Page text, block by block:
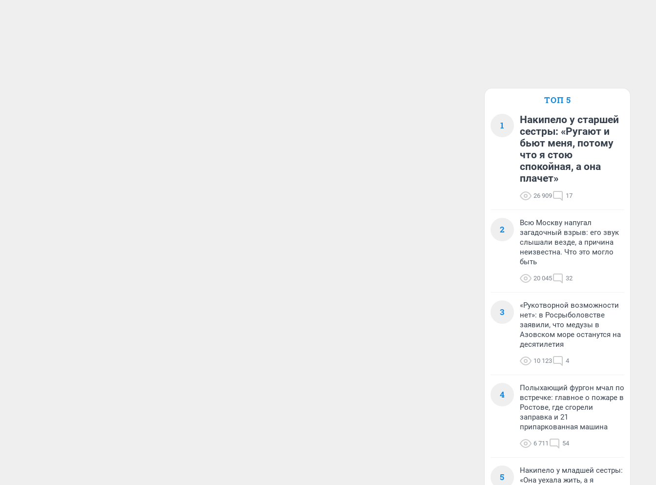
ТОП 5
1
Накипело у старшей
сестры: «Ругают и
бьют меня, потому
что я стою
спокойная, а она
плачет»
26 909 17
2
Всю Москву напугал
загадочный взрыв: его звук
слышали везде, а причина
неизвестна. Что это могло
быть
20 045 32
3
«Рукотворной возможности
нет»: в Росрыболовстве
заявили, что медузы в
Азовском море останутся на
десятилетия
10 123 4
4
Полыхающий фургон мчал по
встречке: главное о пожаре в
Ростове, где сгорели
заправка и 21
припаркованная машина
6 711 54
5
Накипело у младшей сестры:
«Она уехала жить, а я